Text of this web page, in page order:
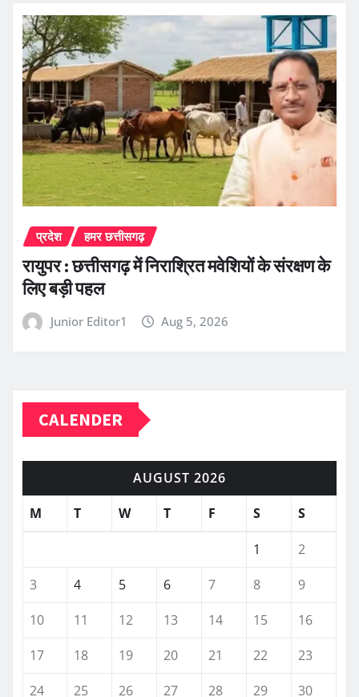
प्रदेश हमर छत्तीसगढ़
रायुपर : छत्तीसगढ़ में निराश्रित मवेशियों के संरक्षण के
लिए बड़ी पहल
Junior Editor1 Aug 5, 2026
CALENDER
AUGUST 2026
M
T W T F S S
1
2
3
4 5 6 7 8
9
10
11 12 13 14 15
16
17
18 19 20 21 22
23
24
25 26 27 28 29 30